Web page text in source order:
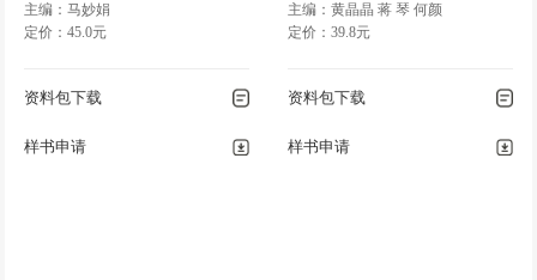
主编：马妙娟
定价：45.0元
资料包下载
样书申请
主编：黄晶晶 蒋 琴 何颜
定价：39.8元
资料包下载
样书申请